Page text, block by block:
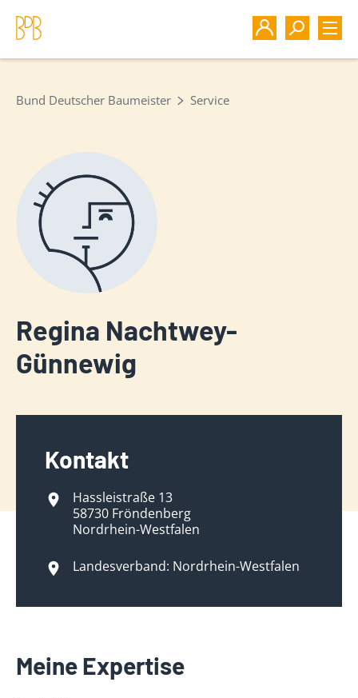
Bund Deutscher Baumeister Service
Regina Nachtwey-
Günnewig
Kontakt
Hassleistraße 13
58730 Fröndenberg
Nordrhein-Westfalen
Landesverband: Nordrhein-Westfalen
Meine Expertise